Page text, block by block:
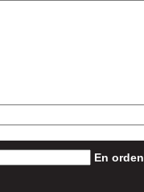
En orden